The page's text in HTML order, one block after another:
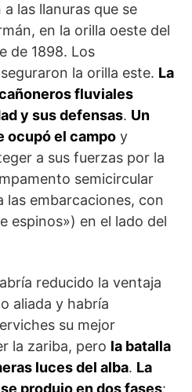
las llanuras que se
en la orilla oeste del
de 1898. Los
la orilla este. La
fluviales
y sus defensas. Un
ocupó el campo y
a sus fuerzas por la
semicircular
las em­barcaciones, con
espinos») en el lado del
reducido la ventaja
aliada y habría
su mejor
la zariba, pero la batalla
luces del alba. La
produjo en dos fases: